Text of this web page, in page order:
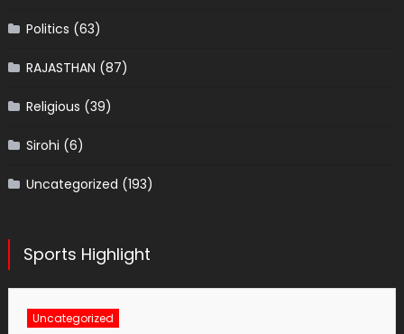
Politics (63)
RAJASTHAN (87)
Religious (39)
Sirohi (6)
Uncategorized (193)
Sports Highlight
Uncategorized